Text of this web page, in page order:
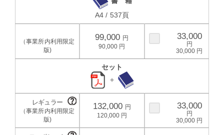
A4 / 537頁
99,000
90,000
33,000
30,000
セット
＋
132,000
120,000
33,000
30,000